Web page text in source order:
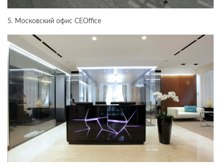
5. Московский офис CEOffice